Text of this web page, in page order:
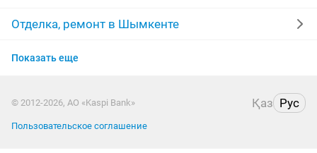
укладка плитки стяжка сауна
декоративная штукатурка
Отделка, ремонт в Шымкенте
Отделка, ремонт в Усть-Каменогорске
Отделка, ремонт в Костанае
Показать еще
© 2012-2026, АО «Kaspi Bank» Қаз Рус
Пользовательское соглашение